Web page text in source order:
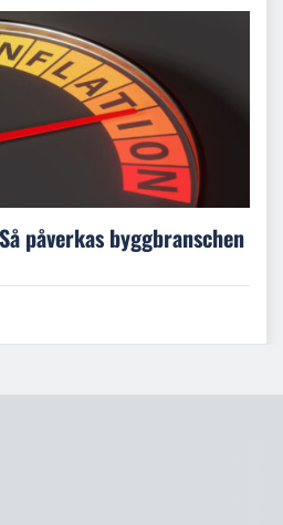
påverkas byggbranschen